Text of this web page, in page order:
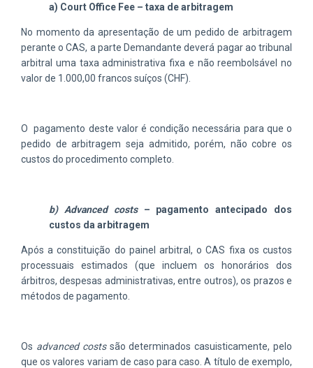
a) Court Office Fee – taxa de arbitragem
No momento da apresentação de um pedido de arbitragem
perante o CAS, a parte Demandante deverá pagar ao tribunal
arbitral uma taxa administrativa fixa e não reembolsável no
valor de 1.000,00 francos suíços (CHF).
O pagamento deste valor é condição necessária para que o
pedido de arbitragem seja admitido, porém, não cobre os
custos do procedimento completo.
b) Advanced costs– pagamento antecipado dos
custos da arbitragem
Após a constituição do painel arbitral, o CAS fixa os custos
processuais estimados (que incluem os honorários dos
árbitros, despesas administrativas, entre outros), os prazos e
métodos de pagamento.
Os advanced costssão determinados casuisticamente, pelo
que os valores variam de caso para caso. A título de exemplo,